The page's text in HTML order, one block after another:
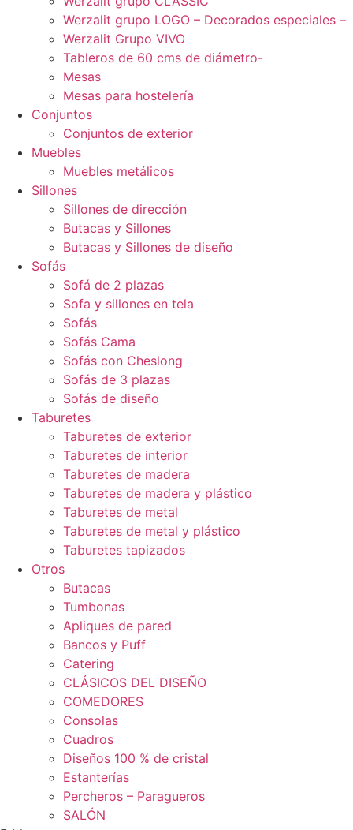
Werzalit grupo LOGO – Decorados especiales –
Werzalit Grupo VIVO
Tableros de 60 cms de diámetro-
Mesas
Mesas para hostelería
Conjuntos
Conjuntos de exterior
Muebles
Muebles metálicos
Sillones
Sillones de dirección
Butacas y Sillones
Butacas y Sillones de diseño
Sofás
Sofá de 2 plazas
Sofa y sillones en tela
Sofás
Sofás Cama
Sofás con Cheslong
Sofás de 3 plazas
Sofás de diseño
Taburetes
Taburetes de exterior
Taburetes de interior
Taburetes de madera
Taburetes de madera y plástico
Taburetes de metal
Taburetes de metal y plástico
Taburetes tapizados
Otros
Butacas
Tumbonas
Apliques de pared
Bancos y Puff
Catering
CLÁSICOS DEL DISEÑO
COMEDORES
Consolas
Cuadros
Diseños 100 % de cristal
Estanterías
Percheros – Paragueros
SALÓN